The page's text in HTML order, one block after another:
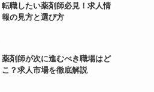
転職したい薬剤師必見！求人情
報の見方と選び方
薬剤師が次に進むべき職場はど
こ？求人市場を徹底解説